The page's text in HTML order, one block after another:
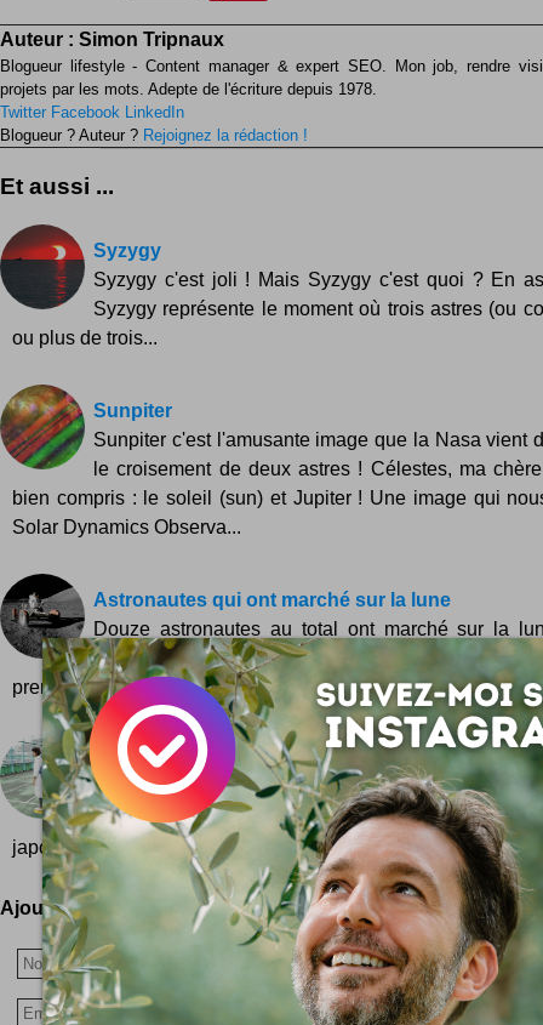
Auteur : Simon Tripnaux
Blogueur lifestyle - Content manager & expert SEO. Mon job, rendre
projets par les mots. Adepte de l'écriture depuis 1978.
Twitter Facebook LinkedIn
Blogueur ? Auteur ? Rejoignez la rédaction !
Et aussi ...
Syzygy
Syzygy c'est joli ! Mais Syzygy c'est quoi ? En
Syzygy représente le moment où trois astres (ou
ou plus de trois...
Sunpiter
Sunpiter c'est l'amusante image que la Nasa vient
le croisement de deux astres ! Célestes, ma
bien compris : le soleil (sun) et Jupiter ! Une image qui
Solar Dynamics Observa...
Astronautes qui ont marché sur la lune
Douze astronautes au total ont marché sur la
moment ! Voici la liste par date chronologique
premiers marcheurs lunaires de la Nasa. On notera...
Le vrai sac du routard
Mieux encore : le cultissime sac à dos du guide
enfin dans la vraie vie ! Et c'est une fois de plus à
japonnais que nous devons cette édifiante réalisation. Le...
Ajoutez votre avis !